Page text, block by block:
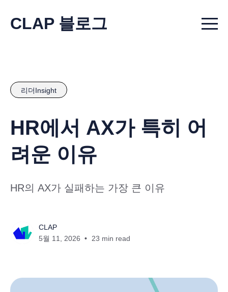
CLAP 블로그 Menu
리더Insight
HR에서 AX가 특히 어
려운 이유
HR의 AX가 실패하는 가장 큰 이유
CLAP
5월 11, 2026
23 min read